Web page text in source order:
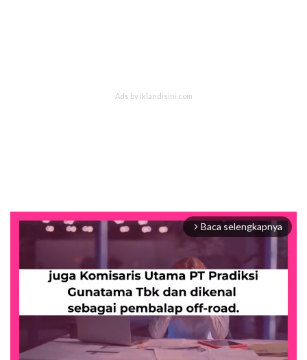
arrow_forward_ios Baca selengkapnya